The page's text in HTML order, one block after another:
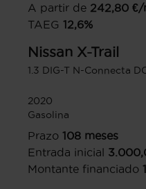
A partir de 242,80 €/
TAEG 12,6%
Nissan X-Trail
1.3 DIG-T N-Connecta
2020
Gasolina
Prazo 108 meses
Entrada inicial
Montante financiado